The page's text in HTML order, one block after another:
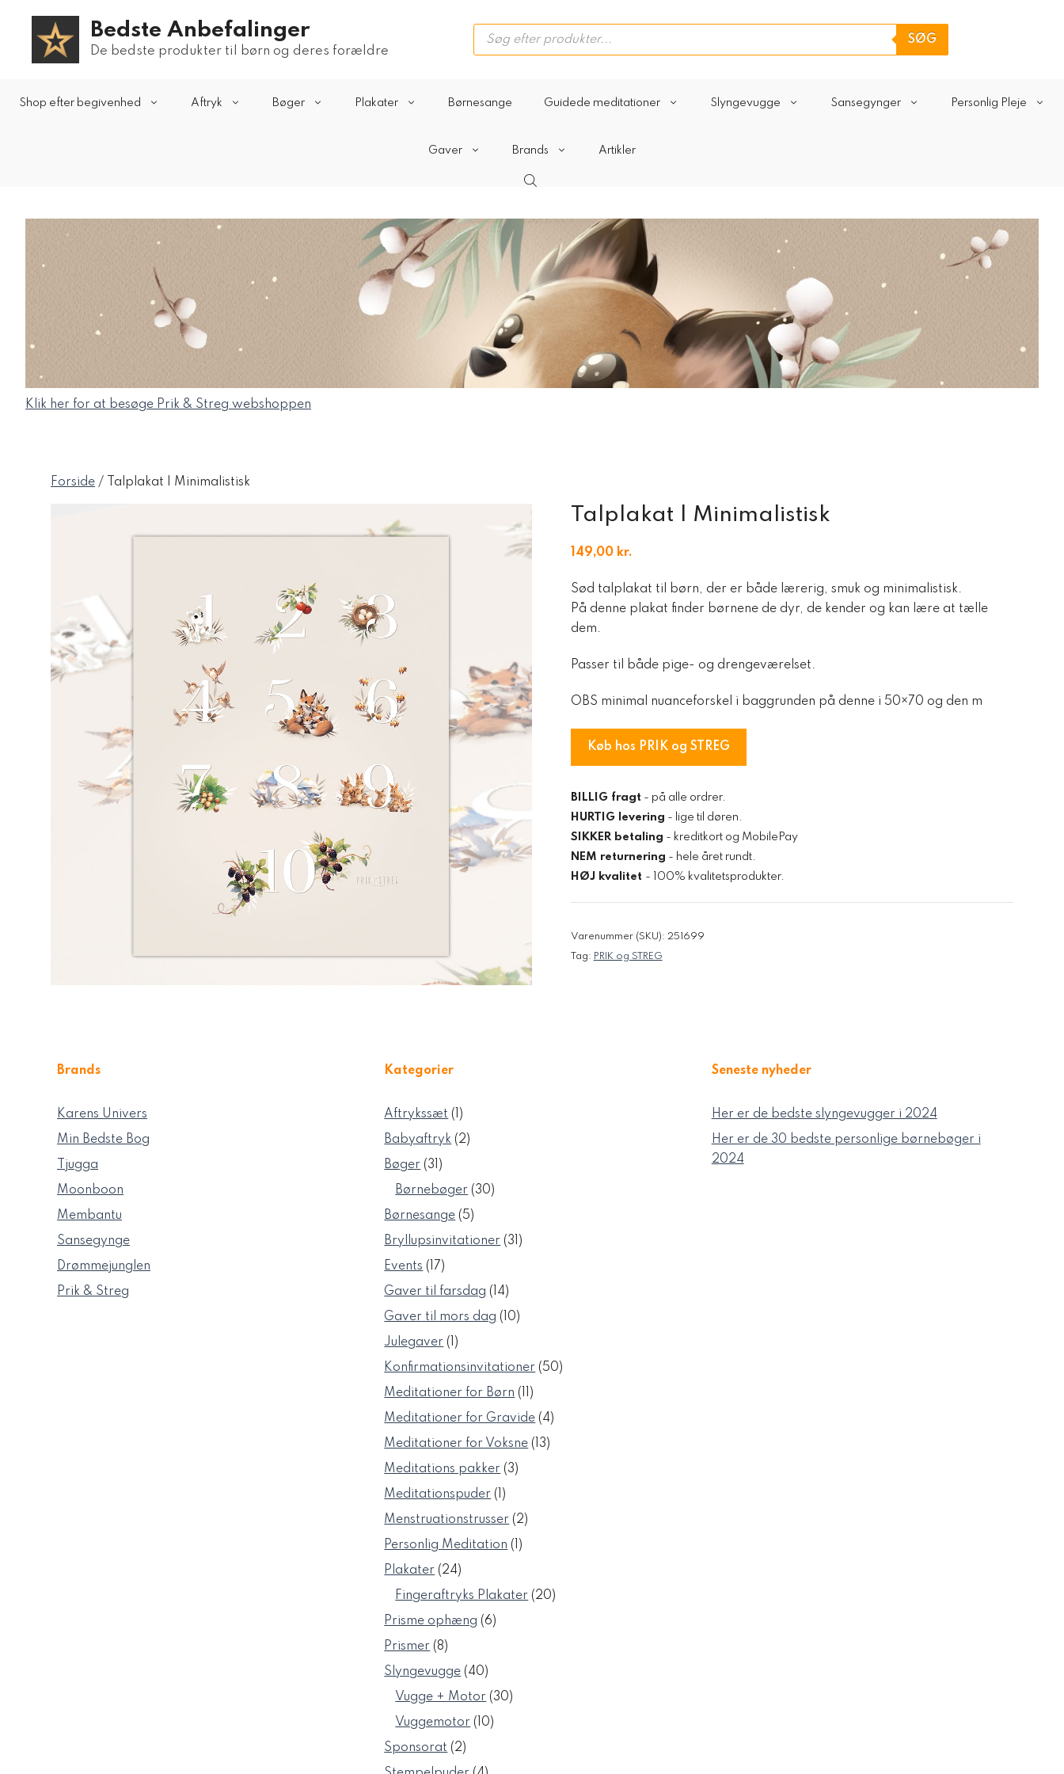
Bedste Anbefalinger
De bedste produkter til børn og deres forældre
Products
search
SØG
Shop efter begivenhed Aftryk Bøger Plakater Børnesange Guidede meditationer Slyngevugge Sansegynger Personlig Pleje
Gaver Brands Artikler
Klik her for at besøge Prik & Streg webshoppen
Forside / Talplakat | Minimalistisk
Talplakat | Minimalistisk
149,00 kr.
Sød talplakat til børn, der er både lærerig, smuk og minimalistisk.
På denne plakat finder børnene de dyr, de kender og kan lære at tælle
dem.
Passer til både pige- og drengeværelset.
OBS minimal nuanceforskel i baggrunden på denne i 50×70 og den m
Køb hos PRIK og STREG
BILLIG fragt - på alle ordrer.
HURTIG levering - lige til døren.
SIKKER betaling - kreditkort og MobilePay
NEM returnering - hele året rundt.
HØJ kvalitet - 100% kvalitetsprodukter.
Varenummer (SKU): 251699
Tag: PRIK og STREG
Brands
Karens Univers
Min Bedste Bog
Tjugga
Moonboon
Membantu
Sansegynge
Drømmejunglen
Prik & Streg
Kategorier
Aftrykssæt
1
vare
Babyaftryk 22
Bøger 31 31
Børnebøger 3030
Børnesange 55
varer
Bryllupsinvitationer 31 31
Events 1717
varer
Gaver til farsdag 1414
varer
Gaver til mors dag 1010
Julegaver
1
vare
Konfirmationsinvitationer 5050
Meditationer for Børn
11
varer
Meditationer for Gravide 44
Meditationer for Voksne 1313
Meditations pakker 33
Meditationspuder
1
vare
Menstruationstrusser 22
Personlig Meditation
1
Plakater 2424
varer
Fingeraftryks Plakater 2020
Prisme ophæng 66
Prismer 88
varer
Slyngevugge 4040
varer
Vugge + Motor 3030
Vuggemotor 1010
Sponsorat 22
varer
Seneste nyheder
Her er de bedste slyngevugger i 2024
Her er de 30 bedste personlige børnebøger i
2024